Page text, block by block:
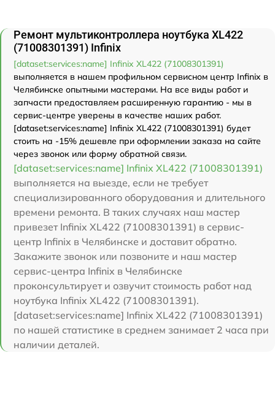
Ремонт мультиконтроллера ноутбука XL422
(71008301391) Infinix
[dataset:services:name] Infinix XL422 (71008301391)
выполняется в нашем профильном сервисном центр Infinix в
Челябинске опытными мастерами. На все виды работ и
запчасти предоставляем расширенную гарантию - мы в
сервис-центре уверены в качестве наших работ.
[dataset:services:name] Infinix XL422 (71008301391) будет
стоить на -15% дешевле при оформлении заказа на сайте
через звонок или форму обратной связи.
[dataset:services:name] Infinix XL422 (71008301391)
выполняется на выезде, если не требует
специализированного оборудования и длительного
времени ремонта. В таких случаях наш мастер
привезет Infinix XL422 (71008301391) в сервис-
центр Infinix в Челябинске и доставит обратно.
Закажите звонок или позвоните и наш мастер
сервис-центра Infinix в Челябинске
проконсультирует и озвучит стоимость работ над
ноутбука Infinix XL422 (71008301391).
[dataset:services:name] Infinix XL422 (71008301391)
по нашей статистике в среднем занимает 2 часа при
наличии деталей.